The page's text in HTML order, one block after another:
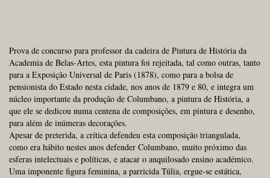
Prova de concurso para professor da cadeira de Pintura de História da
Academia de Belas-Artes, esta pintura foi rejeitada, tal como outras, tanto
para a Exposição Universal de Paris (1878), como para a bolsa de
pensionista do Estado nesta cidade, nos anos de 1879 e 80, e integra um
núcleo importante da produção de Columbano, a pintura de História, a
que ele se dedicou numa centena de composições, em pintura e desenho,
para além de inúmeras decorações.
Apesar de preterida, a crítica defendeu esta composição triangulada,
como era hábito nestes anos defender Columbano, muito próximo das
esferas intelectuais e políticas, e atacar o anquilosado ensino académico.
Uma imponente figura feminina, a parricida Túlia, ergue-se estática,